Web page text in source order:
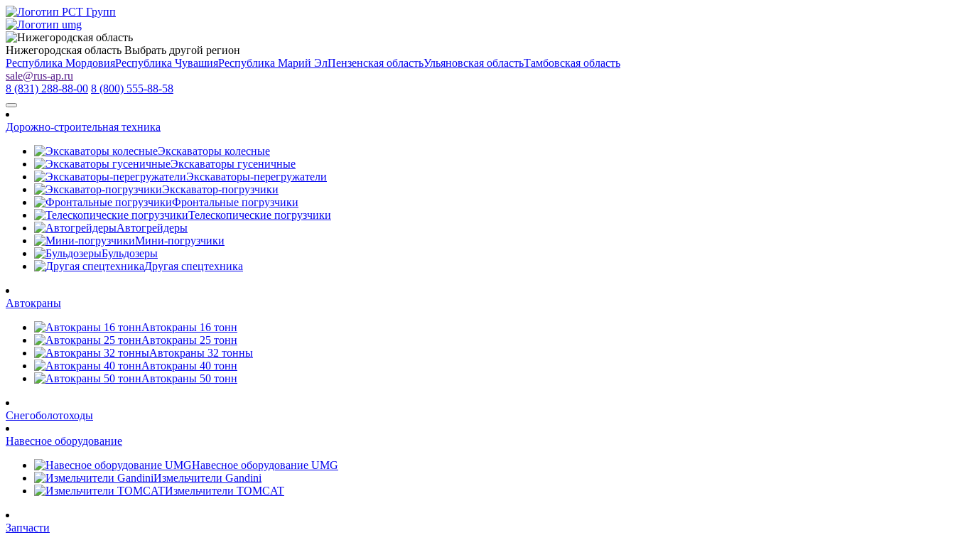
Нижегородская область Выбрать другой регион
Республика МордовияРеспублика ЧувашияРеспублика Марий ЭлПензенская областьУльяновская областьТамбовская область
sale@rus-ap.ru
8 (831) 288-88-00 8 (800) 555-88-58
Дорожно-строительная техника
Экскаваторы колесные
Экскаваторы гусеничные
Экскаваторы-перегружатели
Экскаватор-погрузчики
Фронтальные погрузчики
Телескопические погрузчики
Автогрейдеры
Мини-погрузчики
Бульдозеры
Другая спецтехника
Автокраны
Автокраны 16 тонн
Автокраны 25 тонн
Автокраны 32 тонны
Автокраны 40 тонн
Автокраны 50 тонн
Снегоболотоходы
Навесное оборудование
Навесное оборудование UMG
Измельчители Gandini
Измельчители TOMCAT
Запчасти